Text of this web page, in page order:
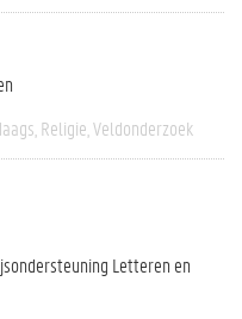
Religie Veldonderzoek
Letteren en